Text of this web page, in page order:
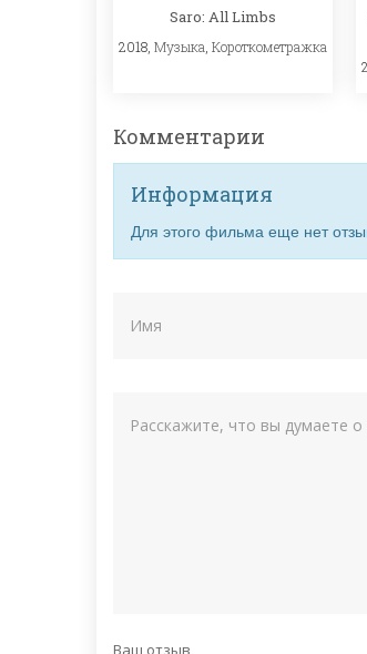
Saro: All Limbs
2018, Музыка, Короткометражка
Комментарии
Информация
Для этого фильма еще нет
Ваш отзыв